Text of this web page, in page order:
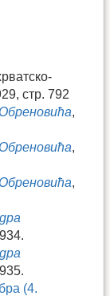
стр. 792
,
,
,
(4.